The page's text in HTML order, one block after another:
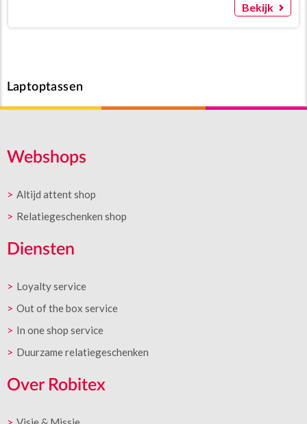
Bekijk
Laptoptassen
Webshops
Altijd attent shop
Relatiegeschenken shop
Diensten
Loyalty service
Out of the box service
In one shop service
Duurzame relatiegeschenken
Over Robitex